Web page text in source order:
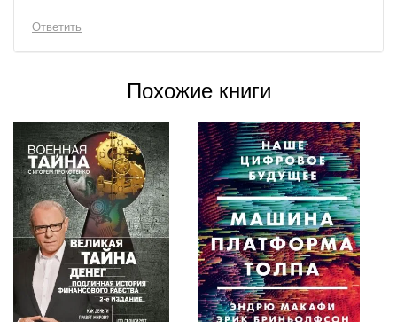
Ответить
Похожие книги